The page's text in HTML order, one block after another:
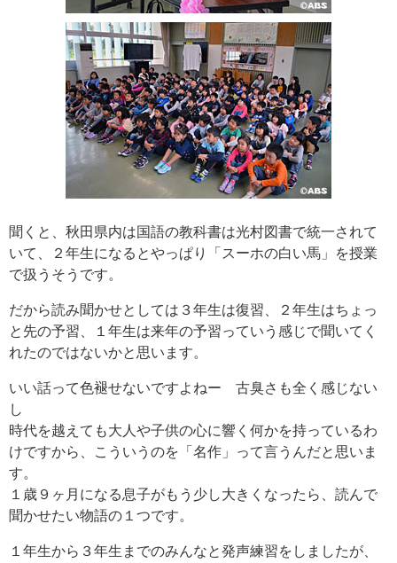
聞くと、秋田県内は国語の教科書は光村図書で統一されて
いて、２年生になるとやっぱり「スーホの白い馬」を授業
で扱うそうです。
だから読み聞かせとしては３年生は復習、２年生はちょっ
と先の予習、１年生は来年の予習っていう感じで聞いてく
れたのではないかと思います。
いい話って色褪せないですよねー 古臭さも全く感じない
し
時代を越えても大人や子供の心に響く何かを持っているわ
けですから、こういうのを「名作」って言うんだと思いま
す。
１歳９ヶ月になる息子がもう少し大きくなったら、読んで
聞かせたい物語の１つです。
１年生から３年生までのみんなと発声練習をしましたが、